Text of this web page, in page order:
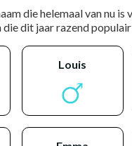
die helemaal van nu
die dit jaar razend
louis